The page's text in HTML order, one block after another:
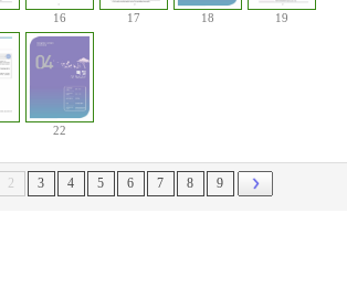
16 17 18 19
22
2 3 4 5 6 7 8 9